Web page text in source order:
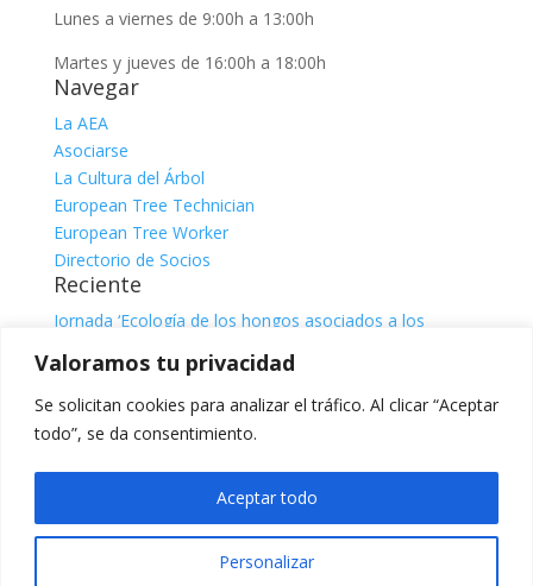
Valoramos tu privacidad
Se solicitan cookies para analizar el tráfico. Al clicar “Aceptar
todo”, se da consentimiento.
Personalizar
Aceptar todo
Lunes a viernes de 9:00h a 13:00h
Martes y jueves de 16:00h a 18:00h
Navegar
La AEA
Asociarse
La Cultura del Árbol
European Tree Technician
European Tree Worker
Directorio de Socios
Reciente
Jornada ‘Ecología de los hongos asociados a los
Jornada ‘El sistema radicular. Comprender, observar e
interpretar para una gestión responsable del árbol’, con
Claire Atger julio 31, 2026
Facebook